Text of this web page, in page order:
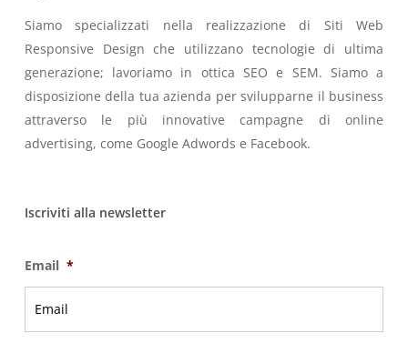
Siamo specializzati nella realizzazione di Siti Web
Responsive Design che utilizzano tecnologie di ultima
generazione; lavoriamo in ottica SEO e SEM. Siamo a
disposizione della tua azienda per svilupparne il business
attraverso le più innovative campagne di online
advertising, come Google Adwords e Facebook.
Iscriviti alla newsletter
Email *